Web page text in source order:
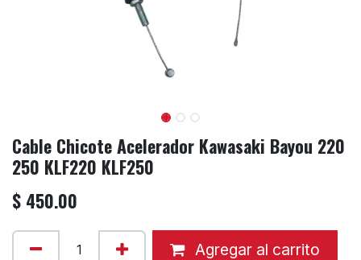
Cable Chicote Acelerador Kawasaki Bayou 220
250 KLF220 KLF250
$ 450.00
Agregar al carrito